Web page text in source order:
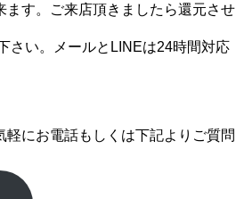
す。ご来店頂きましたら還元させ
さい。メールとLINEは24時間対応
にお電話もしくは下記よりご質問